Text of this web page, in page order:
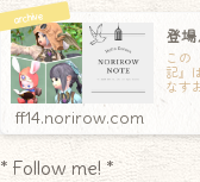
登
この
記』
なす
な
ff14.norirow.com
* Follow me! *